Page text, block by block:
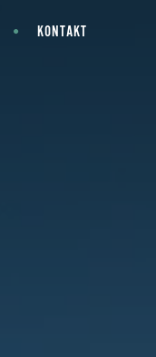
KONTAKT